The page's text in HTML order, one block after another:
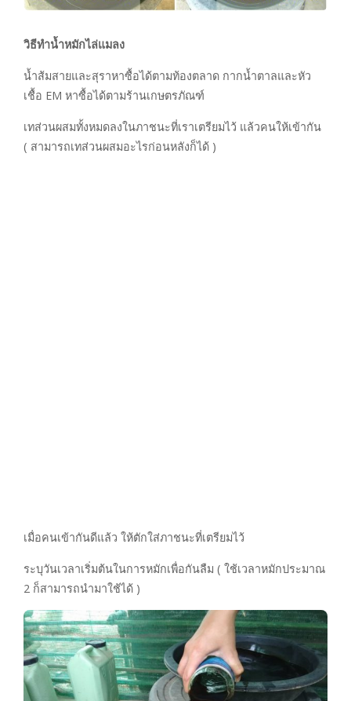
วิธีทำน้ำหมักไล่แมลง
น้ำส้มสายและสุราหาซื้อได้ตามท้องตลาด กากน้ำตาลและหัว
เชื้อ EM หาซื้อได้ตามร้านเกษตรภัณฑ์
เทส่วนผสมทั้งหมดลงในภาชนะที่เราเตรียมไว้ แล้วคนให้เข้ากัน
( สามารถเทส่วนผสมอะไรก่อนหลังก็ได้ )
เมื่อคนเข้ากันดีแล้ว ให้ตักใส่ภาชนะที่เตรียมไว้
ระบุวันเวลาเริ่มต้นในการหมักเพื่อกันลืม ( ใช้เวลาหมักประมาณ
2 ก็สามารถนำมาใช้ได้ )